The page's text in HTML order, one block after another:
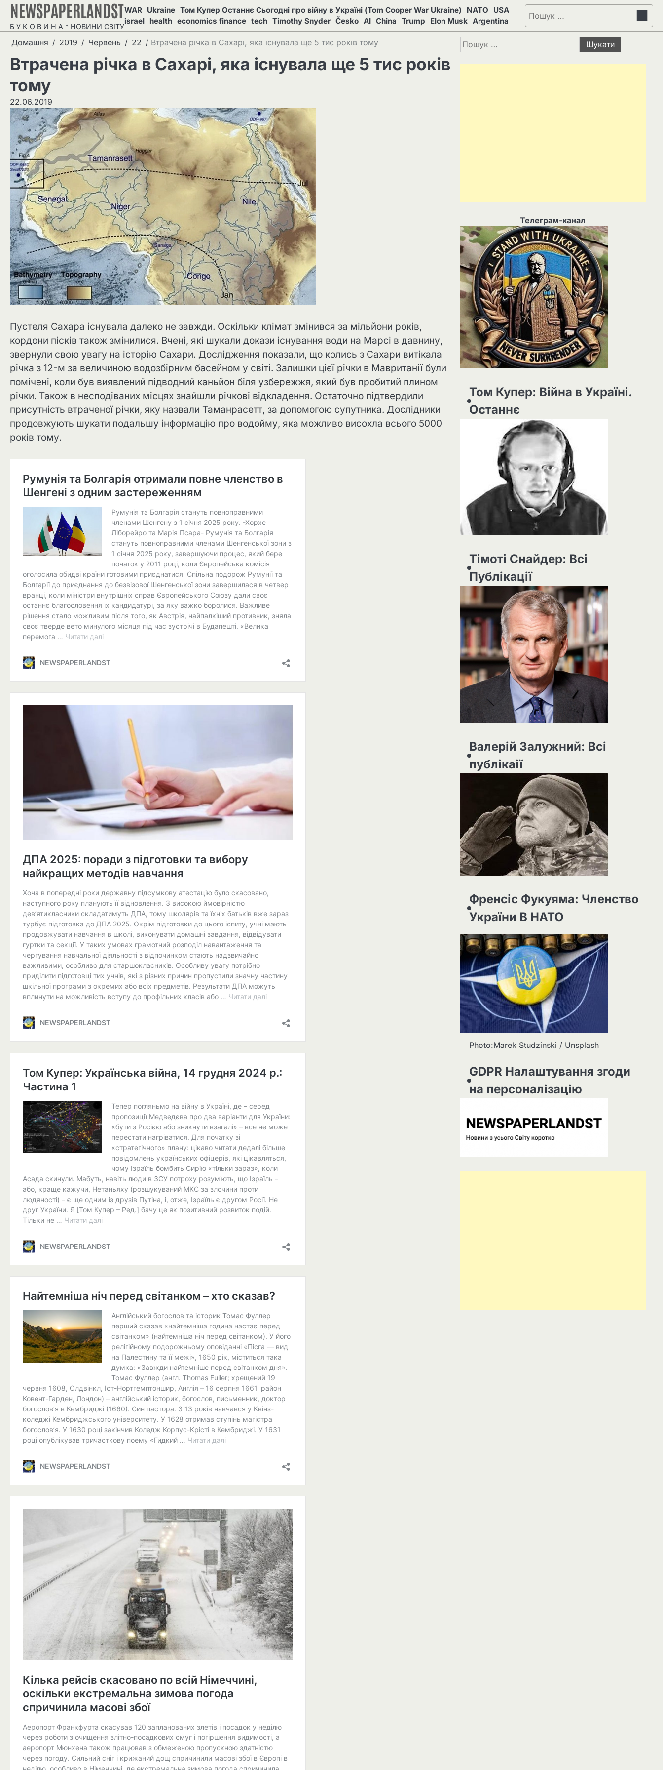
Перейти
вмісту
NEWSPAPERLANDST
Б У К О В И Н А * НОВИНИ СВІТУ
WAR Ukraine Том Купер Останнє Сьогодні про війну в Україні (Tom Cooper War Ukraine) NATO
USA
israel health economics finance tech Timothy Snyder Česko AI China Trump Elon Musk Argentina
Пошук:
Домашня 2019 Червень 22 Втрачена річка в Сахарі, яка існувала ще 5 тис років тому
Втрачена річка в Сахарі, яка існувала ще 5 тис років
тому
22.06.2019
Пустеля Сахара існувала далеко не завжди. Оскільки клімат змінився за мільйони років,
кордони пісків також змінилися. Вчені, які шукали докази існування води на Марсі в давнину,
звернули свою увагу на історію Сахари. Дослідження показали, що колись з Сахари витікала
річка з 12-м за величиною водозбірним басейном у світі. Залишки цієї річки в Мавританії були
помічені, коли був виявлений підводний каньйон біля узбережжя, який був пробитий плином
річки. Також в несподіваних місцях знайшли річкові відкладення. Остаточно підтвердили
присутність втраченої річки, яку назвали Таманрасетт, за допомогою супутника. Дослідники
продовжують шукати подальшу інформацію про водойму, яка можливо висохла всього 5000
років тому.
Пошук:
Телеграм-канал
Том Купер: Війна в Україні.
Останнє
Тімоті Снайдер: Всі
Публікації
Валерій Залужний: Всі
публікаії
Френсіс Фукуяма: Членство
України В НАТО
Photo:Marek Studzinski / Unsplash
GDPR Налаштування згоди
на персоналізацію